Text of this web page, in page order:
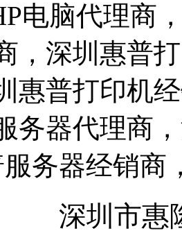
电脑代理商
，深圳惠普
惠普打印机
务器代理商
务器经销商
深圳市惠